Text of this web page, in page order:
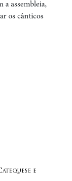
a assembleia,
os cânticos
e